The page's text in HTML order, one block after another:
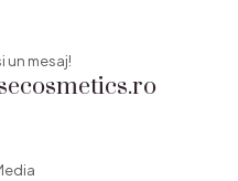
un mesaj!